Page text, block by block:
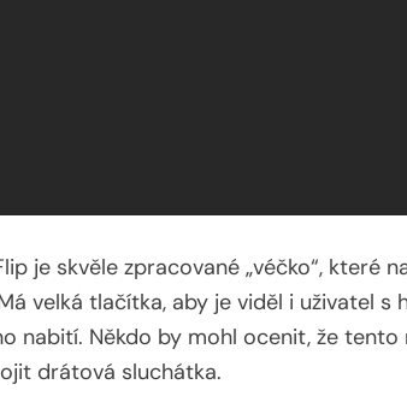
je skvěle zpracované „véčko“, které
velká tlačítka, aby je viděl i uživatel s
nabití. Někdo by mohl ocenit, že
drátová sluchátka.